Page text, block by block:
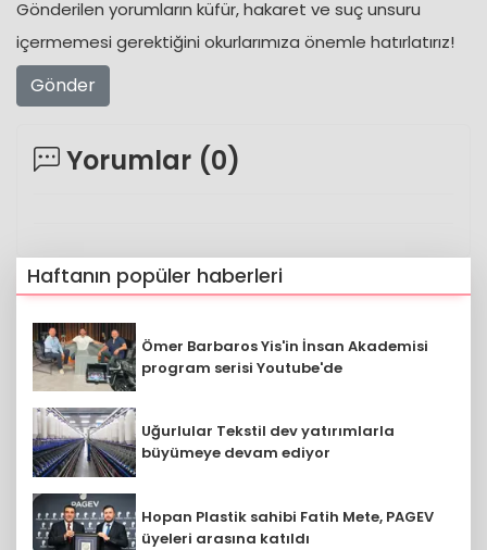
Gönderilen yorumların küfür, hakaret ve suç unsuru
içermemesi gerektiğini okurlarımıza önemle hatırlatırız!
Gönder
Yorumlar (0)
Haftanın popüler haberleri
Ömer Barbaros Yis'in İnsan Akademisi
program serisi Youtube'de
Uğurlular Tekstil dev yatırımlarla
büyümeye devam ediyor
Hopan Plastik sahibi Fatih Mete, PAGEV
üyeleri arasına katıldı